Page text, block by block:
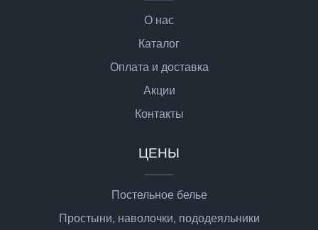
О нас
Каталог
Оплата и доставка
Акции
Контакты
ЦЕНЫ
Постельное белье
Простыни, наволочки, пододеяльники